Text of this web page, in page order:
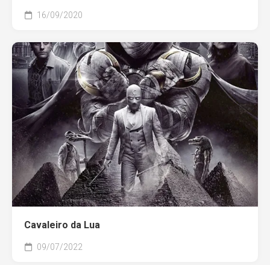
16/09/2020
Cavaleiro da Lua
09/07/2022